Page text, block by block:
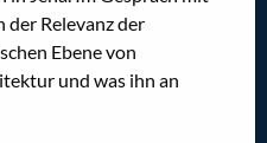
der Relevanz der
Ebene von
und was ihn an